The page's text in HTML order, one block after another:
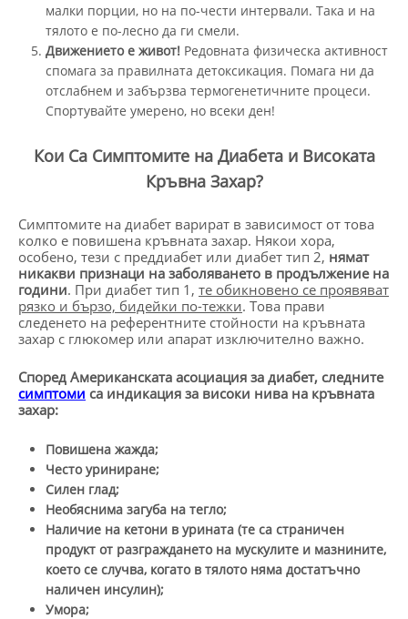
малки порции, но на по-чести интервали. Така и на
тялото е по-лесно да ги смели.
Движението е живот! Редовната физическа активност
спомага за правилната детоксикация. Помага ни да
отслабнем и забързва термогенетичните процеси.
Спортувайте умерено, но всеки ден!
Кои Са Симптомите на Диабета и Високата
Кръвна Захар?
Симптомите на диабет варират в зависимост от това
колко е повишена кръвната захар. Някои хора,
особено, тези с преддиабет или диабет тип 2, нямат
никакви признаци на заболяването в продължение на
години. При диабет тип 1, те обикновено се проявяват
рязко и бързо, бидейки по-тежки. Това прави
следенето на референтните стойности на кръвната
захар с глюкомер или апарат изключително важно.
Според Американската асоциация за диабет, следните
симптоми са индикация за високи нива на кръвната
захар:
Повишена жажда;
Често уриниране;
Силен глад;
Необяснима загуба на тегло;
Наличие на кетони в урината (те са страничен
продукт от разграждането на мускулите и мазнините,
което се случва, когато в тялото няма достатъчно
наличен инсулин);
Умора;